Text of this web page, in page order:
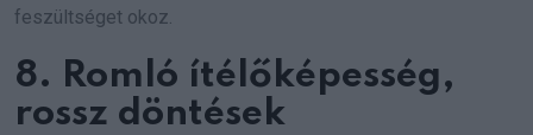
feszültséget okoz.
8. Romló ítélőképesség,
rossz döntések